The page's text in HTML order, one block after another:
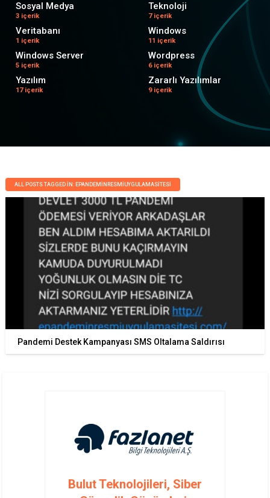
Sosyal Medya
3 içerik
Teknoloji
7 içerik
Veritabanı
1 içerik
Windows
11 içerik
Windows Server
5 içerik
Wordpress
6 içerik
Yazılım
17 içerik
Zararlı Yazılımlar
9 içerik
ALL POSTS TAGGED IN: EPANDEMINRESMIUYGULAMASITESI
Pandemi Destek Kampanyası SMS Oltalama Saldırısı
Bulut Teknolojileri, Siber